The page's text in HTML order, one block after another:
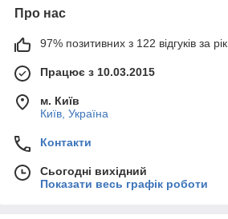
Про нас
97% позитивних з 122 відгуків за рік
Працює з 10.03.2015
м. Київ
Київ, Україна
Контакти
Сьогодні вихідний
Показати весь графік роботи